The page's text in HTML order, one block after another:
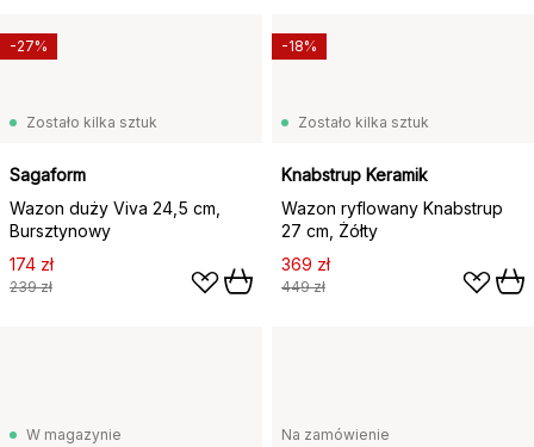
Zostało kilka sztuk
Sagaform
Wazon duży Viva 24,5 cm,
Bursztynowy
174 zł
239 zł
-27%
Zostało kilka sztuk
Knabstrup Keramik
Wazon ryflowany Knabstrup
27 cm, Żółty
369 zł
449 zł
-18%
W magazynie Na zamówienie